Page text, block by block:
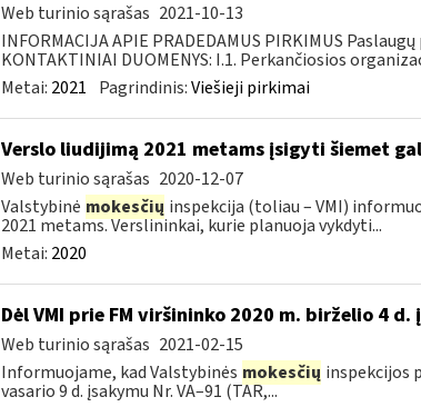
Web turinio sąrašas 2021-10-13
INFORMACIJA APIE PRADEDAMUS PIRKIMUS
KONTAKTINIAI DUOMENYS: I.1. Perkančiosios
Metai: 2021 Pagrindinis:Viešieji pirkimai
Verslo liudijimą 2021 metams įsigyti šiemet
Web turinio sąrašas 2020-12-07
Valstybinė mokesčių inspekcija (toliau – VMI)
2021 metams. Verslininkai, kurie planuoja vykdyti...
Metai: 2020
Dėl VMI prie FM viršininko 2020 m. birželio 4
Web turinio sąrašas 2021-02-15
Informuojame, kad Valstybinės mokesčių inspekcijos
vasario 9 d. įsakymu Nr. VA–91 (TAR,...